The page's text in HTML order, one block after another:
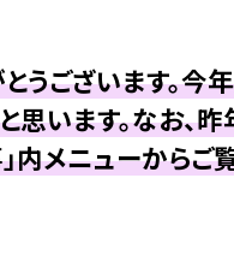
うございます。
います。なお、
メニューからご